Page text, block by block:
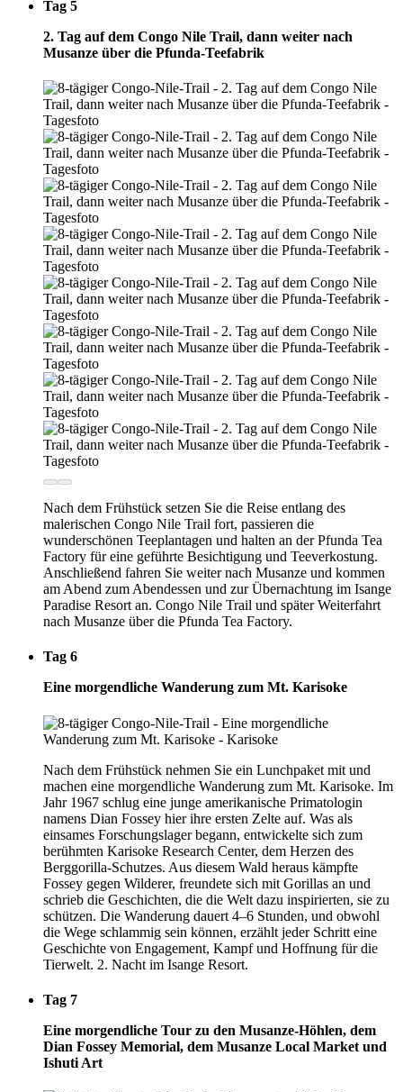
Tag 5
2. Tag auf dem Congo Nile Trail, dann weiter nach
Musanze über die Pfunda-Teefabrik
Nach dem Frühstück setzen Sie die Reise entlang des
malerischen Congo Nile Trail fort, passieren die
wunderschönen Teeplantagen und halten an der Pfunda Tea
Factory für eine geführte Besichtigung und Teeverkostung.
Anschließend fahren Sie weiter nach Musanze und kommen
am Abend zum Abendessen und zur Übernachtung im Isange
Paradise Resort an. Congo Nile Trail und später Weiterfahrt
nach Musanze über die Pfunda Tea Factory.
Tag 6
Eine morgendliche Wanderung zum Mt. Karisoke
Nach dem Frühstück nehmen Sie ein Lunchpaket mit und
machen eine morgendliche Wanderung zum Mt. Karisoke. Im
Jahr 1967 schlug eine junge amerikanische Primatologin
namens Dian Fossey hier ihre ersten Zelte auf. Was als
einsames Forschungslager begann, entwickelte sich zum
berühmten Karisoke Research Center, dem Herzen des
Berggorilla-Schutzes. Aus diesem Wald heraus kämpfte
Fossey gegen Wilderer, freundete sich mit Gorillas an und
schrieb die Geschichten, die die Welt dazu inspirierten, sie zu
schützen. Die Wanderung dauert 4–6 Stunden, und obwohl
die Wege schlammig sein können, erzählt jeder Schritt eine
Geschichte von Engagement, Kampf und Hoffnung für die
Tierwelt. 2. Nacht im Isange Resort.
Tag 7
Eine morgendliche Tour zu den Musanze-Höhlen, dem
Dian Fossey Memorial, dem Musanze Local Market und
Ishuti Art